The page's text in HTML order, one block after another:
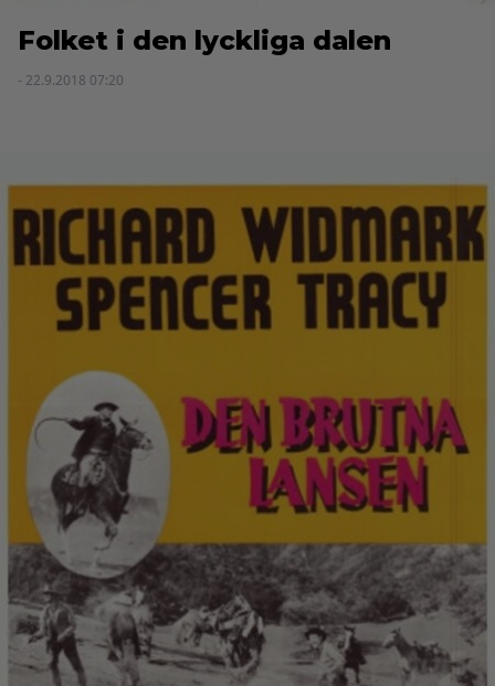
Folket i den lyckliga dalen
- 22.9.2018 07:20